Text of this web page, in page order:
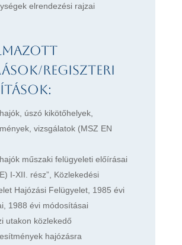
elrendezési rajzai
regiszteri
úszó kikötőhelyek,
vizsgálatok (MSZ EN
műszaki felügyeleti előírásai
I-XII. rész”, Közlekedési
Hajózási Felügyelet, 1985 évi
1988 évi módosításai
utakon közlekedő
hajózásra